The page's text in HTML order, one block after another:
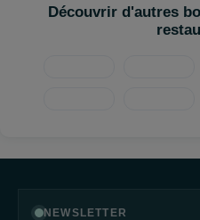
séduire par nos savoureux
cookies, gâteaux, donuts, mais
Découvrir d'autres
NEWSLETTER